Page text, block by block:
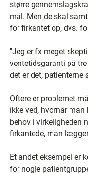
større
mål. Men de skal
for firkantet op, dvs.
''Jeg er fx meget
ventetidsgaranti på
det er det, patienterne
Oftere er problemet
ikke ved, hvornår
behov i virkeligheden
firkantede, man
Et andet eksempel er
for nogle